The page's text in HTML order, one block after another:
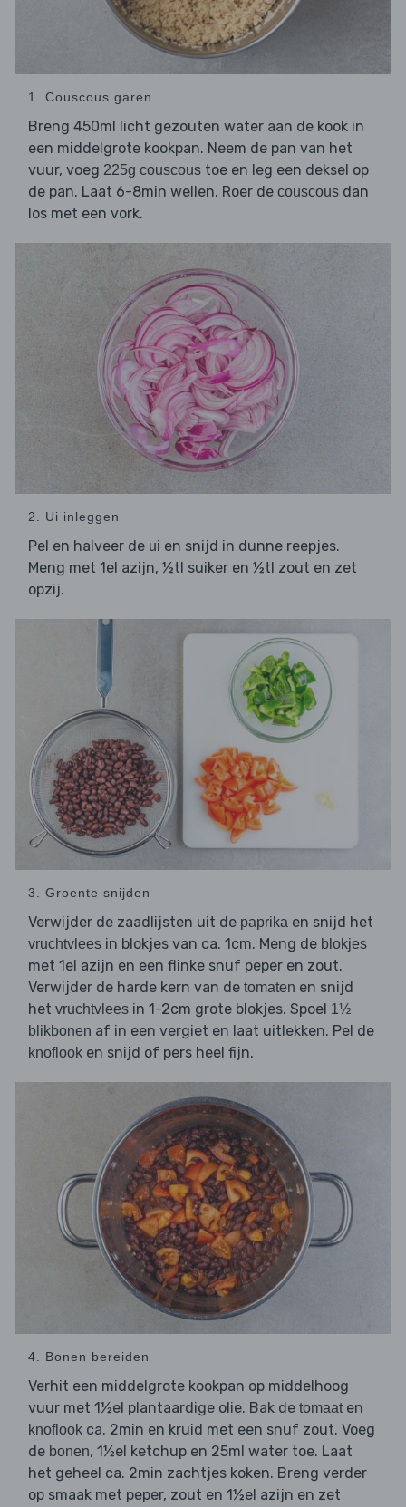
1. Couscous garen
Breng 450ml licht gezouten water aan de kook in
een middelgrote kookpan. Neem de pan van het
vuur, voeg 225g couscous toe en leg een deksel op
de pan. Laat 6-8min wellen. Roer de couscous dan
los met een vork.
2. Ui inleggen
Pel en halveer de ui en snijd in dunne reepjes.
Meng met 1el azijn, ½tl suiker en ½tl zout en zet
opzij.
3. Groente snijden
Verwijder de zaadlijsten uit de paprika en snijd het
vruchtvlees in blokjes van ca. 1cm. Meng de blokjes
met 1el azijn en een flinke snuf peper en zout.
Verwijder de harde kern van de tomaten en snijd
het vruchtvlees in 1-2cm grote blokjes. Spoel 1½
blikbonen af in een vergiet en laat uitlekken. Pel de
knoflook en snijd of pers heel fijn.
4. Bonen bereiden
Verhit een middelgrote kookpan op middelhoog
vuur met 1½el plantaardige olie. Bak de tomaat en
knoflook ca. 2min en kruid met een snuf zout. Voeg
de bonen, 1½el ketchup en 25ml water toe. Laat
het geheel ca. 2min zachtjes koken. Breng verder
op smaak met peper, zout en 1½el azijn en zet